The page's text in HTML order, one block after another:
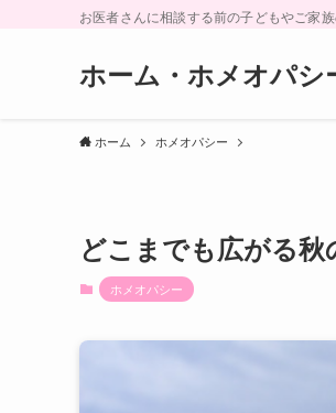
お医者さんに相談する前の子どもやご家
ホーム・ホメオパシ
ホーム ホメオパシー
どこまでも広がる
ホメオパシー